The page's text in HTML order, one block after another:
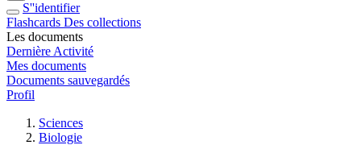
S''identifier
Flashcards Des collections
Les documents
Dernière Activité
Mes documents
Documents sauvegardés
Profil
Sciences
Biologie